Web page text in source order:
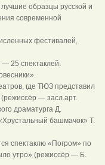
образцы русской и
современной
фестивалей,
25 спектаклей.
где ТЮЗ представил
— засл.арт.
драматурга Д.
башмачок» Т.
спектаклю «Погром» по
утро» (режиссёр — Б.